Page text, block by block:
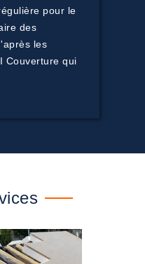
pour le
des
les
Couverture qui